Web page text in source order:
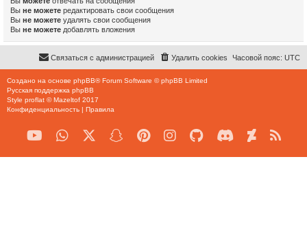
Вы не можете редактировать свои сообщения
Вы не можете удалять свои сообщения
Вы не можете добавлять вложения
Часовой пояс: UTC
Удалить cookies
Связаться с администрацией
Создано на основе phpBB® Forum Software © phpBB Limited
Русская поддержка phpBB
Style proflat ©Mazeltof 2017
Конфиденциальность | Правила